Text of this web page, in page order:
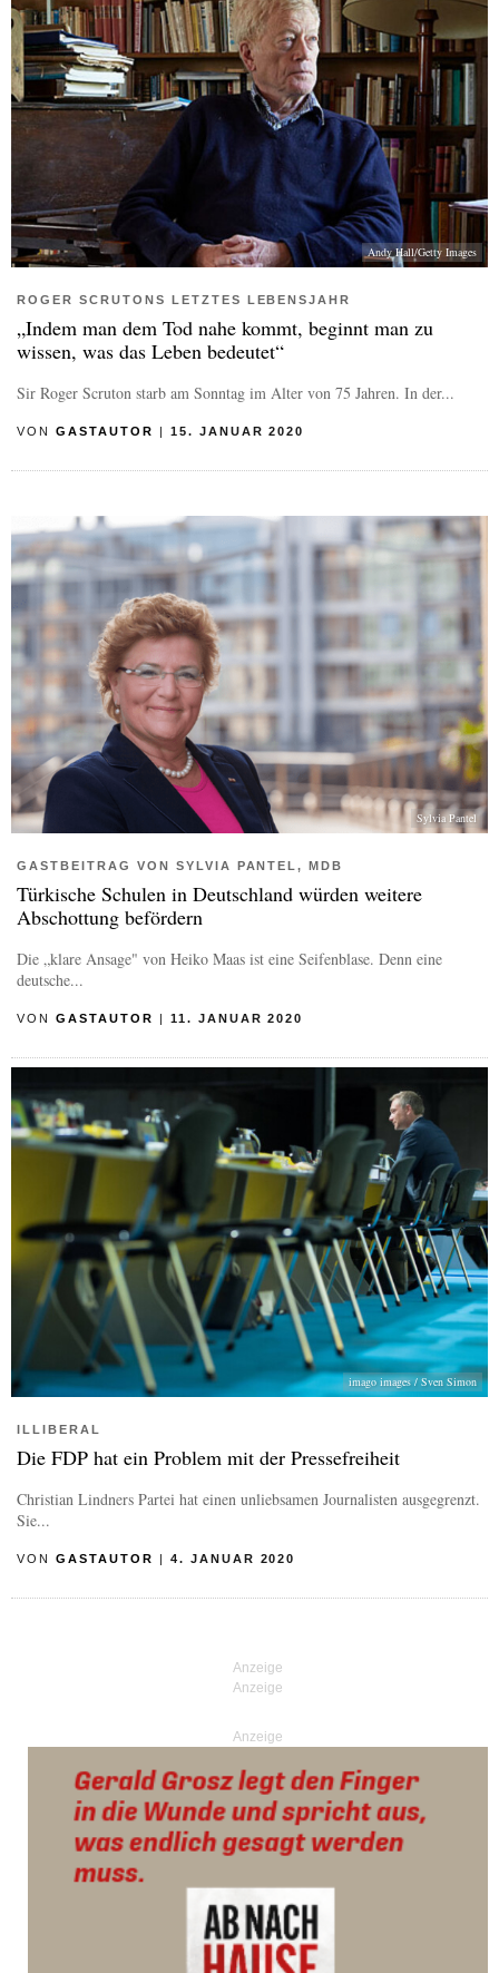
Andy Hall/Getty Images
ROGER SCRUTONS LETZTES LEBENSJAHR
„Indem man dem Tod nahe kommt, beginnt man zu
wissen, was das Leben bedeutet“
Sir Roger Scruton starb am Sonntag im Alter von 75 Jahren. In der...
VON GASTAUTOR | 15. JANUAR 2020
Sylvia Pantel
GASTBEITRAG VON SYLVIA PANTEL, MDB
Türkische Schulen in Deutschland würden weitere
Abschottung befördern
Die „klare Ansage" von Heiko Maas ist eine Seifenblase. Denn eine
deutsche...
VON GASTAUTOR 11. JANUAR 2020
imago images / Sven Simon
ILLIBERAL
Die FDP hat ein Problem mit der Pressefreiheit
Christian Lindners Partei hat einen unliebsamen Journalisten ausgegrenzt.
Sie...
VON GASTAUTOR | 4. JANUAR 2020
Anzeige